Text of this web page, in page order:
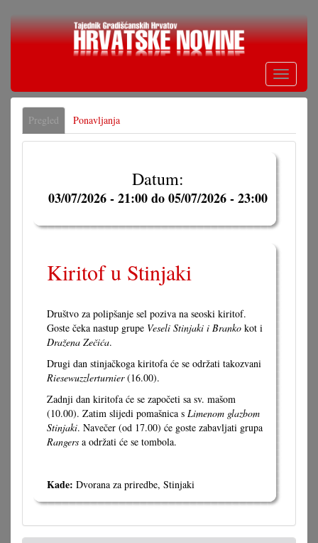
Skoči
Toggle
Primarne
oznake
Pregled (aktivna
oznaka)
Ponavljanja
Datum:
03/07/2026 - 21:00do05/07/2026 - 23:00
Kiritof u Stinjaki
Društvo za polipšanje sel poziva na seoski kiritof.
Goste čeka nastup grupe Veseli Stinjaki i Branko kot i
Dražena Zečića.
Drugi dan stinjačkoga kiritofa će se održati takozvani
Riesewuzzlerturnier(16.00).
Zadnji dan kiritofa će se započeti sa sv. mašom
(10.00). Zatim slijedi pomašnica s Limenom glazbom
Stinjaki. Navečer (od 17.00) će goste zabavljati grupa
Rangers a održati će se tombola.
Kade: Dvorana za priredbe, Stinjaki